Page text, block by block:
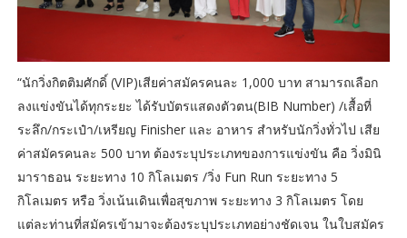
“นักวิ่งกิตติมศักดิ์ (VIP)เสียค่าสมัครคนละ 1,000 บาท สามารถเลือก
ลงแข่งขันได้ทุกระยะ ได้รับบัตรแสดงตัวตน(BIB Number) /เสื้อที่
ระลึก/กระเป๋า/เหรียญ Finisher และ อาหาร สำหรับนักวิ่งทั่วไป เสีย
ค่าสมัครคนละ 500 บาท ต้องระบุประเภทของการแข่งขัน คือ วิ่งมินิ
มาราธอน ระยะทาง 10 กิโลเมตร /วิ่ง Fun Run ระยะทาง 5
กิโลเมตร หรือ วิ่งเน้นเดินเพื่อสุขภาพ ระยะทาง 3 กิโลเมตร โดย
แต่ละท่านที่สมัครเข้ามาจะต้องระบุประเภทอย่างชัดเจน ในใบสมัคร